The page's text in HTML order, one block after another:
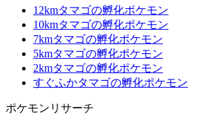
12kmタマゴの孵化ポケモン
10kmタマゴの孵化ポケモン
7kmタマゴの孵化ポケモン
5kmタマゴの孵化ポケモン
2kmタマゴの孵化ポケモン
すぐふかタマゴの孵化ポケモン
ポケモンリサーチ